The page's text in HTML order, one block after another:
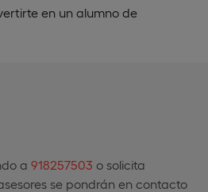
en un alumno de
a 918257503 o solicita
se pondrán en contacto